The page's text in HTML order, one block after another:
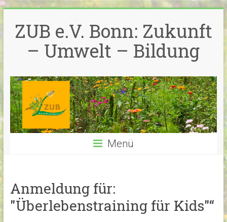
Inhalt
springen
ZUB e.V. Bonn: Zukunft
– Umwelt – Bildung
Menü
Anmeldung für:
"Überlebenstraining für Kids"“